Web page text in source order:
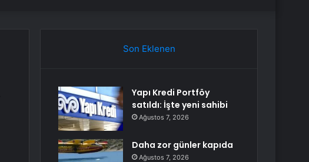
Son Eklenen
Yapı Kredi Portföy
satıldı: İşte yeni sahibi
Ağustos 7, 2026
Daha zor günler kapıda
Ağustos 7, 2026